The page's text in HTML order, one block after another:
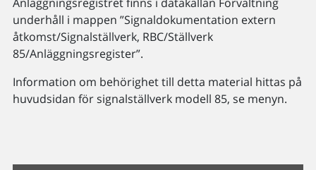
underhåll i mappen ”Signaldokumentation extern
åtkomst/Signalställverk, RBC/Ställverk
85/Anläggningsregister”.
Information om behörighet till detta material hittas på
huvudsidan för signalställverk modell 85, se menyn.